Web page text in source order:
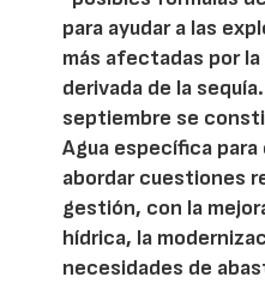
para ayudar a las
más afectadas por
derivada de la
septiembre se
Agua específica
abordar cuestiones
gestión, con la
hídrica, la
necesidades de